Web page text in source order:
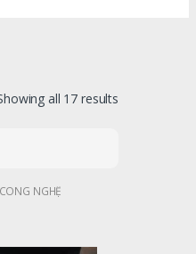
all 17 results
NGHỆ